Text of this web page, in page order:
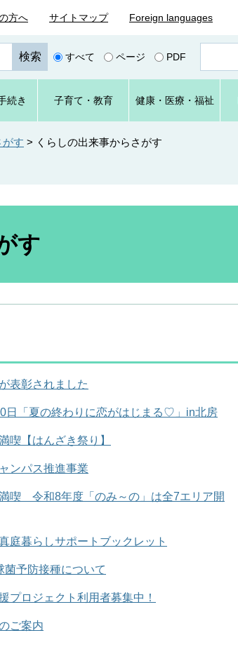
方へ サイトマップ Foreign languages
すべて ページ PDF
ジ
番
号
を
続き 子育て ・教育 健康・ 医療・ 福祉
がす > くらしの出来事からさがす
す
表彰されました
日「夏の終わりに恋がはじまる♡」in北房
喫【はんざき祭り】
ンパス推進事業
喫 令和8年度「のみ～の」は全7エリア開
庭暮らしサポートブックレット
予防接種について
プロジェクト利用者募集中！
ご案内